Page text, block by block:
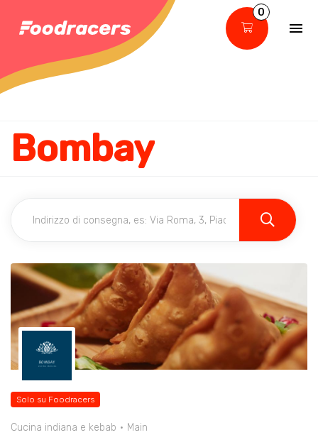
0
Bombay
Solo su Foodracers
Cucina indiana e kebab
Main